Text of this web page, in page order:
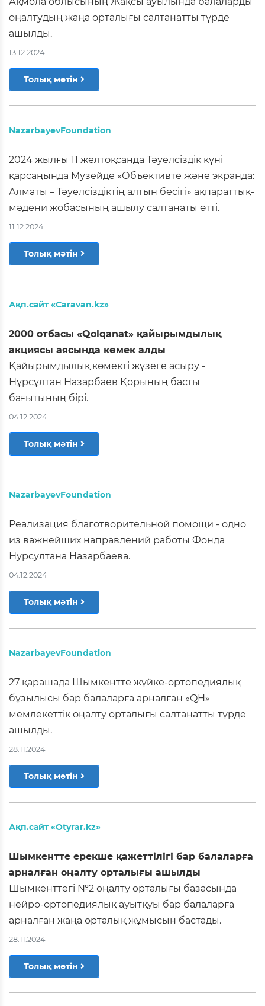
оңалтудың жаңа орталығы салтанатты түрде
ашылды.
13.12.2024
Толық мәтін
NazarbayevFoundation
2024 жылғы 11 желтоқсанда Тәуелсіздік күні
қарсаңында Музейде «Объективте және экранда:
Алматы – Тәуелсіздіктің алтын бесігі» ақпараттық-
мәдени жобасының ашылу салтанаты өтті.
11.12.2024
Толық мәтін
Ақп.сайт «Caravan.kz»
2000 отбасы «Qolqanat» қайырымдылық
акциясы аясында көмек алды
Қайырымдылық көмекті жүзеге асыру -
Нұрсұлтан Назарбаев Қорының басты
бағытының бірі.
04.12.2024
Толық мәтін
NazarbayevFoundation
Реализация благотворительной помощи - одно
из важнейших направлений работы Фонда
Нурсултана Назарбаева.
04.12.2024
Толық мәтін
NazarbayevFoundation
27 қарашада Шымкентте жүйке-ортопедиялық
бұзылысы бар балаларға арналған «QH»
мемлекеттік оңалту орталығы салтанатты түрде
ашылды.
28.11.2024
Толық мәтін
Ақп.сайт «Otyrar.kz»
Шымкентте ерекше қажеттілігі бар балаларға
арналған оңалту орталығы ашылды
Шымкенттегі №2 оңалту орталығы базасында
нейро-ортопедиялық ауытқуы бар балаларға
арналған жаңа орталық жұмысын бастады.
28.11.2024
Толық мәтін